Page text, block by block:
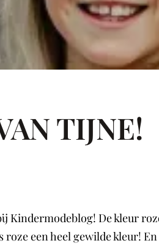
TIJNE!
Kindermodeblog! De kleur
een heel gewilde kleur!